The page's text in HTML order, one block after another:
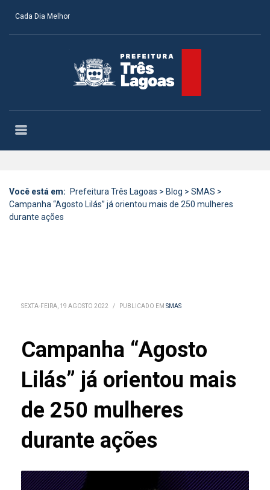
Cada Dia Melhor
Você está em: Prefeitura Três Lagoas > Blog > SMAS >
Campanha “Agosto Lilás” já orientou mais de 250 mulheres
durante ações
SEXTA-FEIRA, 19 AGOSTO 2022 / PUBLICADO EM SMAS
Campanha “Agosto
Lilás” já orientou mais
de 250 mulheres
durante ações